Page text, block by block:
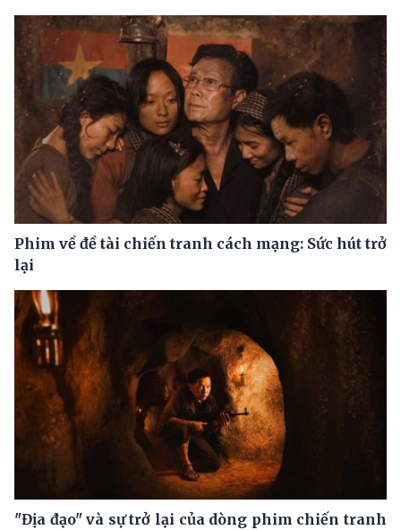
Phim về đề tài chiến tranh cách mạng: Sức hút trở
lại
"Địa đạo" và sự trở lại của dòng phim chiến tranh